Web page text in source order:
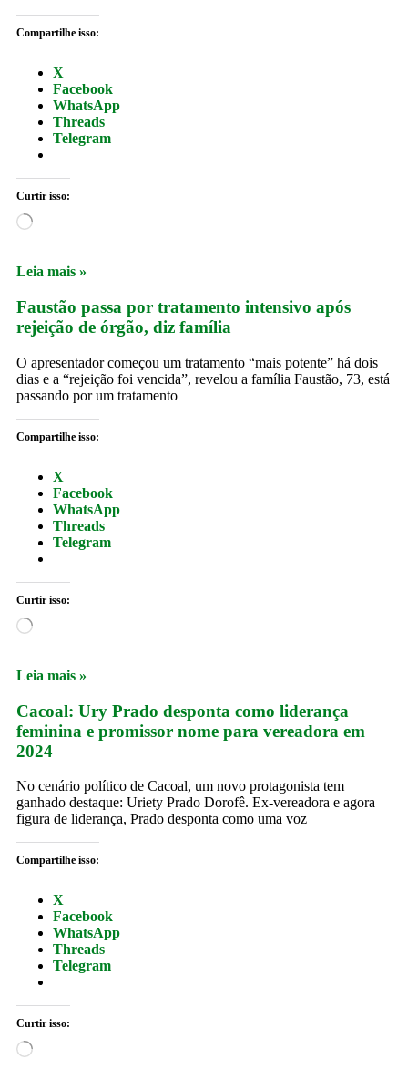
Compartilhe isso:
X
Facebook
WhatsApp
Threads
Telegram
Curtir isso:
Leia mais »
Faustão passa por tratamento intensivo após
rejeição de órgão, diz família
O apresentador começou um tratamento “mais potente” há dois
dias e a “rejeição foi vencida”, revelou a família Faustão, 73, está
passando por um tratamento
Compartilhe isso:
X
Facebook
WhatsApp
Threads
Telegram
Curtir isso:
Leia mais »
Cacoal: Ury Prado desponta como liderança
feminina e promissor nome para vereadora em
2024
No cenário político de Cacoal, um novo protagonista tem
ganhado destaque: Uriety Prado Dorofê. Ex-vereadora e agora
figura de liderança, Prado desponta como uma voz
Compartilhe isso:
X
Facebook
WhatsApp
Threads
Telegram
Curtir isso: